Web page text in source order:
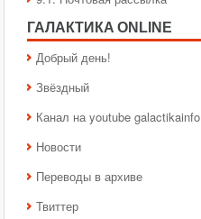
ГАЛАКТИКA ONLINE
Добрый день!
Звёздный
Канал на youtube galactikainfo
Новости
Переводы в архиве
Твиттер